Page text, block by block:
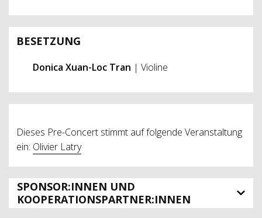
BESETZUNG
Donica Xuan-Loc Tran | Violine
Dieses Pre-Concert stimmt auf folgende Veranstaltung
ein: Olivier Latry
SPONSOR:INNEN UND
KOOPERATIONSPARTNER:INNEN